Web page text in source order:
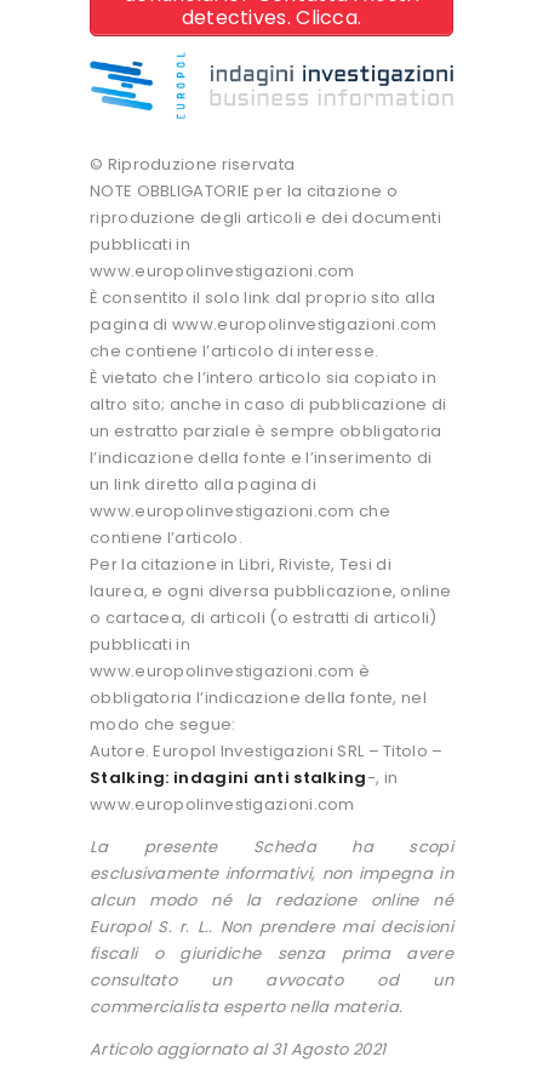
detectives. Clicca.
© Riproduzione riservata
NOTE OBBLIGATORIE per la citazione o
riproduzione degli articoli e dei documenti
pubblicati in
www.europolinvestigazioni.com
È consentito il solo link dal proprio sito alla
pagina di www.europolinvestigazioni.com
che contiene l’articolo di interesse.
È vietato che l’intero articolo sia copiato in
altro sito; anche in caso di pubblicazione di
un estratto parziale è sempre obbligatoria
l’indicazione della fonte e l’inserimento di
un link diretto alla pagina di
www.europolinvestigazioni.com che
contiene l’articolo.
Per la citazione in Libri, Riviste, Tesi di
laurea, e ogni diversa pubblicazione, online
o cartacea, di articoli (o estratti di articoli)
pubblicati in
www.europolinvestigazioni.com è
obbligatoria l’indicazione della fonte, nel
modo che segue:
Autore. Europol Investigazioni SRL – Titolo –
Stalking: indagini anti stalking-, in
www.europolinvestigazioni.com
La presente Scheda ha scopi
esclusivamente informativi, non impegna in
alcun modo né la redazione online né
Europol S. r. L.. Non prendere mai decisioni
fiscali o giuridiche senza prima avere
consultato un avvocato od un
commercialista esperto nella materia.
Articolo aggiornato al 31 Agosto 2021